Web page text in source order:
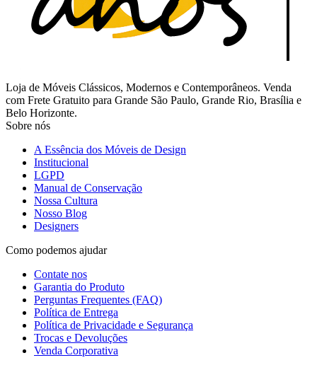
Loja de Móveis Clássicos, Modernos e Contemporâneos. Venda
com Frete Gratuito para Grande São Paulo, Grande Rio, Brasília e
Belo Horizonte.
Sobre nós
A Essência dos Móveis de Design
Institucional
LGPD
Manual de Conservação
Nossa Cultura
Nosso Blog
Designers
Como podemos ajudar
Contate nos
Garantia do Produto
Perguntas Frequentes (FAQ)
Política de Entrega
Política de Privacidade e Segurança
Trocas e Devoluções
Venda Corporativa